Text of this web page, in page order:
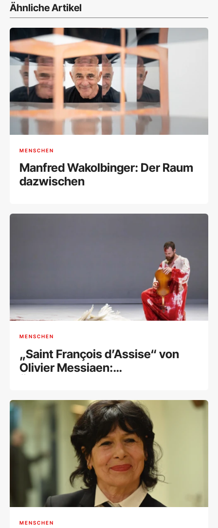
Ähnliche Artikel
MENSCHEN
Manfred Wakolbinger: Der Raum
dazwischen
MENSCHEN
„Saint François d’Assise“ von
Olivier Messiaen:
Meisterwerks
MENSCHEN